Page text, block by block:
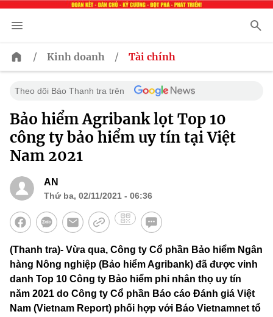
/ Kinh doanh / Tài chính
Theo dõi Báo Thanh tra trên
Bảo hiểm Agribank lọt Top 10
công ty bảo hiểm uy tín tại Việt
Nam 2021
AN
Thứ ba, 02/11/2021 - 06:36
(Thanh tra)- Vừa qua, Công ty Cổ phần Bảo hiểm Ngân
hàng Nông nghiệp (Bảo hiểm Agribank) đã được vinh
danh Top 10 Công ty Bảo hiểm phi nhân thọ uy tín
năm 2021 do Công ty Cổ phần Báo cáo Đánh giá Việt
Nam (Vietnam Report) phối hợp với Báo Vietnamnet tổ